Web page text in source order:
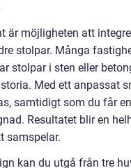
är möjligheten att
stolpar. Många
stolpar i sten eller
Med ett anpassat
samtidigt som du får
Resultatet blir en
samspelar.
kan du utgå från tre